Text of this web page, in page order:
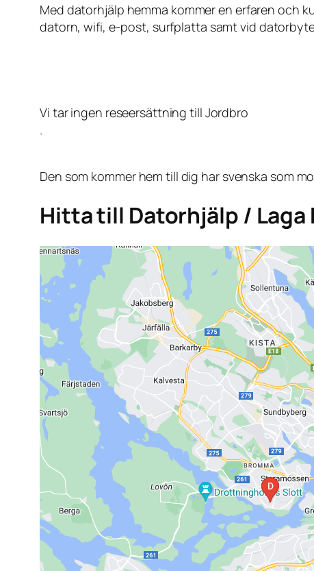
Med datorhjälp hemma kommer en erfaren och
datorn, wifi, e-post, surfplatta samt vid
Vi tar ingen reseersättning till Jordbro
.
Den som kommer hem till dig har svenska som
Hitta till Datorhjälp /